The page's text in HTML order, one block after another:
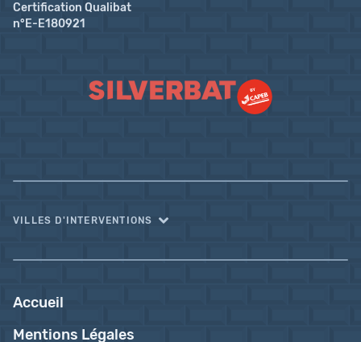
Certification Qualibat
n°E-E180921
VILLES D'INTERVENTIONS
Accueil
Mentions Légales